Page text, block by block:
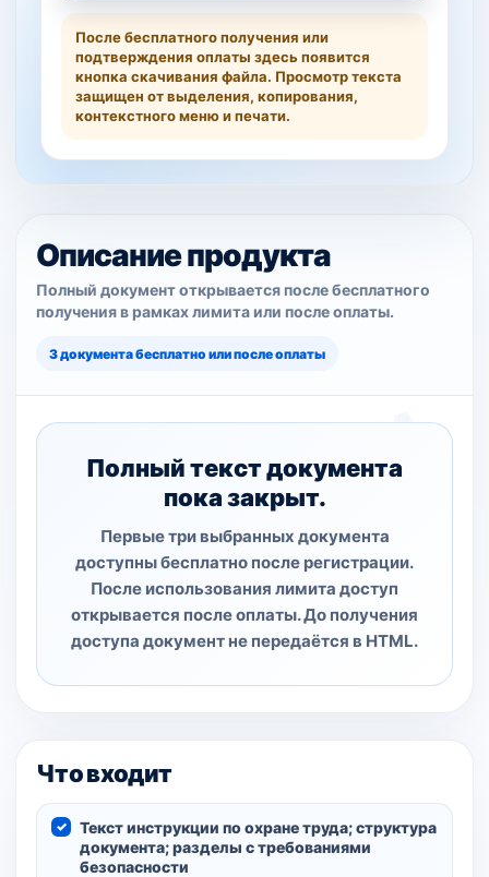
После бесплатного получения или
подтверждения оплаты здесь появится
кнопка скачивания файла. Просмотр текста
защищен от выделения, копирования,
контекстного меню и печати.
Описание продукта
Полный документ открывается после бесплатного
получения в рамках лимита или после оплаты.
3 документа бесплатно или после оплаты
Полный текст документа
пока закрыт.
Первые три выбранных документа
доступны бесплатно после регистрации.
После использования лимита доступ
открывается после оплаты. До получения
доступа документ не передаётся в HTML.
Что входит
Текст инструкции по охране труда; структура
документа; разделы с требованиями
безопасности